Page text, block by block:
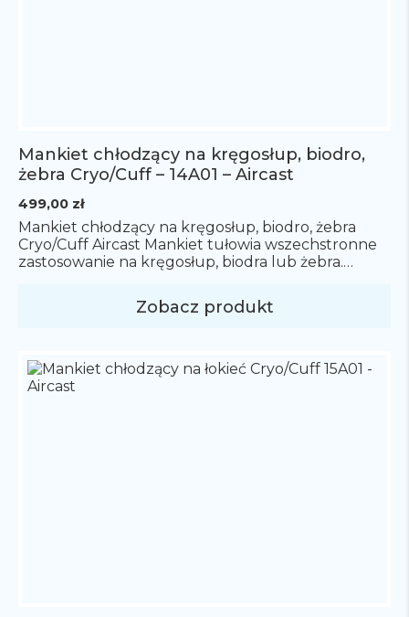
Mankiet chłodzący na kręgosłup, biodro,
żebra Cryo/Cuff – 14A01 – Aircast
499,00 zł
Mankiet chłodzący na kręgosłup, biodro, żebra
Cryo/Cuff Aircast Mankiet tułowia wszechstronne
zastosowanie na kręgosłup, biodra lub żebra.
uniwersalny. System Cryo/Cuff to zaawansowane
rozwiązanie do terapii zimnem, które łączy
opuchlizny i krwiaków. W skład systemu Cryo/Cuff
wchodzą trzy główne elementy: […]
Zobacz produkt